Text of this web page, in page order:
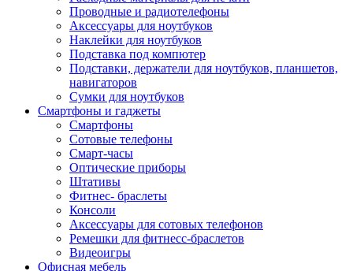
Проводные и радиотелефоны
Аксессуары для ноутбуков
Наклейки для ноутбуков
Подставка под компютер
Подставки, держатели для ноутбуков, планшетов,
навигаторов
Сумки для ноутбуков
Смартфоны и гаджеты
Смартфоны
Сотовые телефоны
Смарт-часы
Оптические приборы
Штативы
Фитнес- браслеты
Консоли
Аксессуары для сотовых телефонов
Ремешки для фитнесс-браслетов
Видеоигры
Офисная мебель